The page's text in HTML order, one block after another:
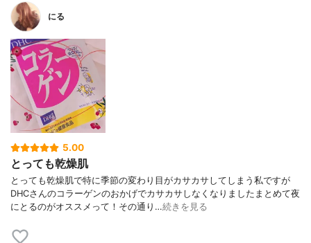
にる
5.00
とっても乾燥肌
とっても乾燥肌で特に季節の変わり目がカサカサしてしまう私ですが
DHCさんのコラーゲンのおかげでカサカサしなくなりましたまとめて夜
にとるのがオススメって！その通り…続きを見る